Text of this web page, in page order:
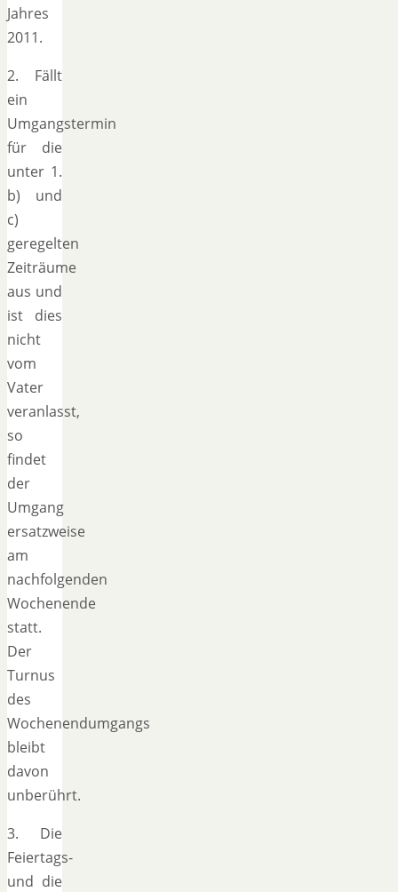
Jahres
2011.
2. Fällt
ein
Umgangstermin
für die
unter 1.
b) und
c)
geregelten
Zeiträume
aus und
ist dies
nicht
vom
Vater
veranlasst,
so
findet
der
Umgang
ersatzweise
am
nachfolgenden
Wochenende
statt.
Der
Turnus
des
Wochenendumgangs
bleibt
davon
unberührt.
3. Die
Feiertags-
und die